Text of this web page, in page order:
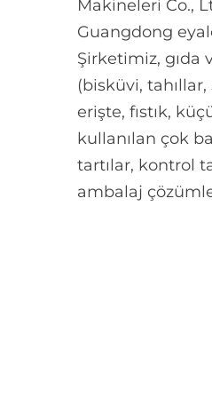
Makineleri Co.,
Guangdong
Şirketimiz, gıda
(bisküvi,
erişte, fıstık,
kullanılan çok
tartılar, kontrol
ambalaj